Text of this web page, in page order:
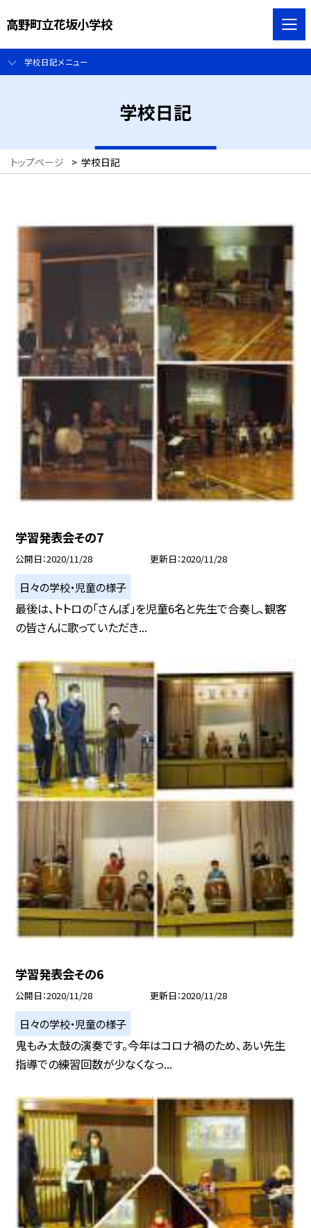
高野町立花坂小学校
学校日記メニュー
学校日記
トップページ > 学校日記
学習発表会その7
公開日 2020/11/28 更新日 2020/11/28
日々の学校・児童の様子
最後は、トトロの「さんぽ」を児童6名と先生で合奏し、観客
の皆さんに歌っていただき...
学習発表会その6
公開日 2020/11/28 更新日 2020/11/28
日々の学校・児童の様子
鬼もみ太鼓の演奏です。今年はコロナ禍のため、あい先生
指導での練習回数が少なくなっ...